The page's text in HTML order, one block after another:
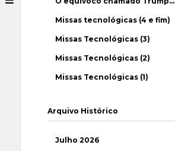
Missas tecnológicas (4 e fim)
Missas Tecnológicas (3)
Missas Tecnológicas (2)
Missas Tecnológicas (1)
Arquivo Histórico
Julho 2026